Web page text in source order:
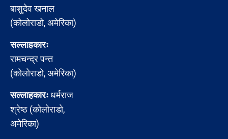
बाशुदेव खनाल
(कोलोराडो, अमेरिका)
सल्लाहकारः
रामचन्द्र पन्त
(कोलोराडो, अमेरिका)
सल्लाहकारःधर्मराज
श्रेष्ठ (कोलोराडो,
अमेरिका)